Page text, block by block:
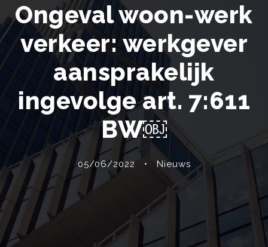
Ongeval woon-werk
verkeer: werkgever
aansprakelijk
ingevolge art. 7:611
BW￼
05/06/2022 • Nieuws